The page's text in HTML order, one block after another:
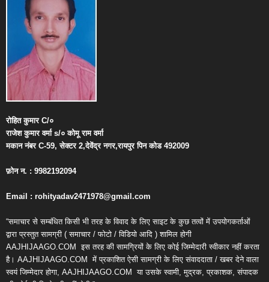
रोहित कुमारC/०
राजेश कुमार वर्माs/० कोमू राम वर्मा
मकान नंबरC-59,सेक्टर2,देवेंद्र नगर,रायपुर पिन कोड492009
फ़ोन न. : 9982192094
Email : rohityadav2471978@gmail.com
“समाचार से सम्बंधित किसी भी तरह के विवाद के लिए साइट के कुछ तत्वों में उपयोगकर्ताओं
द्वारा प्रस्तुत सामग्री ( समाचार / फोटो / विडियो आदि ) शामिल होगी
AAJHIJAAGO.COM इस तरह की सामग्रियों के लिए कोई जिम्मेदारी स्वीकार नहीं करता
है। AAJHIJAAGO.COM में प्रकाशित ऐसी सामग्री के लिए संवाददाता / खबर देने वाला
स्वयं जिम्मेदार होगा, AAJHIJAAGO.COM या उसके स्वामी, मुद्रक, प्रकाशक, संपादक